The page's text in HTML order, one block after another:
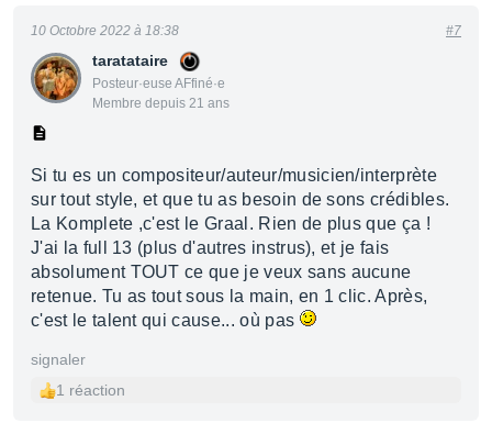
taratataire
Posteur·euse AFfiné·e
Membre depuis 21 ans
10 Octobre 2022 à 18:38 #7
Si tu es un compositeur/auteur/musicien/interprète
sur tout style, et que tu as besoin de sons crédibles.
La Komplete ,c'est le Graal. Rien de plus que ça !
J'ai la full 13 (plus d'autres instrus), et je fais
absolument TOUT ce que je veux sans aucune
retenue. Tu as tout sous la main, en 1 clic. Après,
c'est le talent qui cause... où pas
signaler
1 réaction